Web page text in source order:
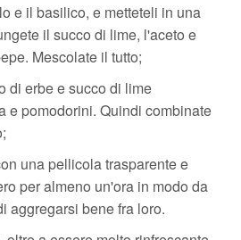
e il basilico, e metteteli in una
il succo di lime, l'aceto e
Mescolate il tutto;
di erbe e succo di lime
e pomodorini. Quindi combinate
una pellicola trasparente e
per almeno un'ora in modo da
aggregarsi bene fra loro.